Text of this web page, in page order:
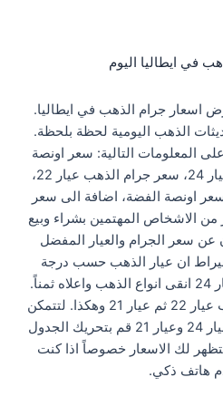
في ايطاليا اليوم
اسعار جرام الذهب في ايطاليا.
الذهب اليومية لحظة بلحظة.
المعلومات التالية: سعر اونصة
الذهب، سعر جرام الذهب عيار 24، سعر جرام الذهب عيار 22،
جرام الذهب عيار 21، سعر اونصة الفضة، اضافة الى سعر
من الاشخاص المهتمين بشراء وبيع
عن سعر الجرام والعيار المفضل
ان عيار الذهب حسب درجة
النقاوة. ويعتر الذهب من عيار 24 انقى انواع الذهب واعلاه ثمناً.
في الدرجة الثانية يأتي الذهب عيار 22 ثم عيار 21 وهكذا. لتتمكن
من رؤية سعر جرام الذهب عيار 24 وعيار 21 قم بتحريك الجدول
لك الاسعار خصوصاً اذا كنت
هاتف ذكي.